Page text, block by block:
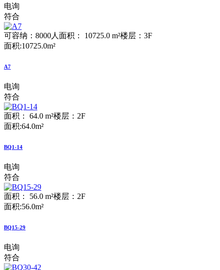
电询
符合
可容纳：8000人 面积： 10725.0 m²楼层：3F
面积:10725.0m²
A7
电询
符合
面积： 64.0 m²楼层：2F
面积:64.0m²
BQ1-14
电询
符合
面积： 56.0 m²楼层：2F
面积:56.0m²
BQ15-29
电询
符合